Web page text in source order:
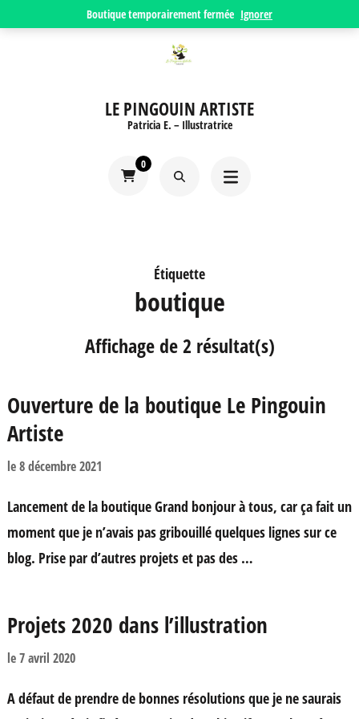
Boutique temporairement fermée Ignorer
LE PINGOUIN ARTISTE
Patricia E. – Illustratrice
0
Étiquette
boutique
Affichage de 2 résultat(s)
Ouverture de la boutique Le Pingouin
Artiste
le8 décembre 2021
Lancement de la boutique Grand bonjour à tous, car ça fait un
moment que je n’avais pas gribouillé quelques lignes sur ce
blog. Prise par d’autres projets et pas des …
Projets 2020 dans l’illustration
le7 avril 2020
A défaut de prendre de bonnes résolutions que je ne saurais